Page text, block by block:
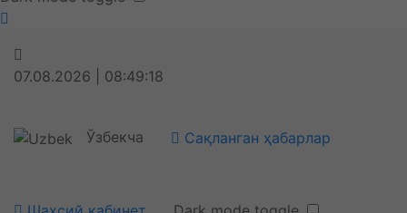
07.08.2026 | 08:49:19
Ўзбекча Сақланган ҳабарлар